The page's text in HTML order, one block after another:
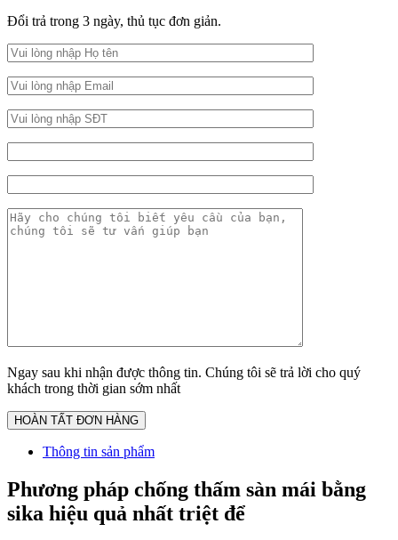
Đổi trả trong 3 ngày, thủ tục đơn giản.
Ngay sau khi nhận được thông tin. Chúng tôi sẽ trả lời cho quý
khách trong thời gian sớm nhất
Thông tin sản phẩm
Phương pháp chống thấm sàn mái bằng
sika hiệu quả nhất triệt để